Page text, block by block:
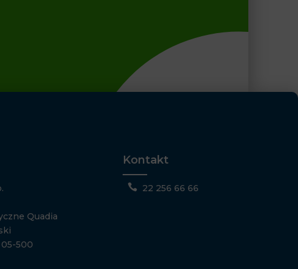
Quadia
500
Kontakt
 22 256 66 66